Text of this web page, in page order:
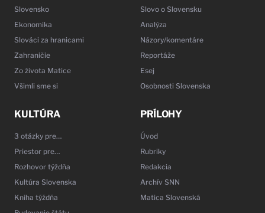
Slovensko
Ekonomika
Slováci za hranicami
Zahraničie
Zo života Matice
Všimli sme si
Slovo o Slovensku
Analýza
Názory/komentáre
Reportáže
Esej
Osobnosti Slovenska
KULTÚRA
3 otázky pre…
Priestor pre…
Rozhovor týždňa
Kultúra Slovenska
Kniha týždňa
PRÍLOHY
Úvod
Rubriky
Redakcia
Archív SNN
Matica Slovenská